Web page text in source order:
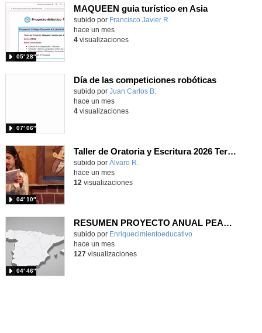
MAQUEEN guia turístico en Asia
Contenido educativo.
subido por Francisco Javier R.
05′ 28″
hace un mes
4visualizaciones
Día de las competiciones robóticas
Contenido educativo.
subido por Juan Carlos B.
07′ 06″
hace un mes
4visualizaciones
Taller de Oratoria y Escritura 2026 Terceros
Contenido educativo.
subido por Álvaro R.
04′ 10″
hace un mes
12 visualizaciones
RESUMEN PROYECTO ANUAL PEAC 2025-2026
Contenido educativo.
subido por Enriquecimientoeducativo
04′ 46″
-
hace un mes
127visualizaciones